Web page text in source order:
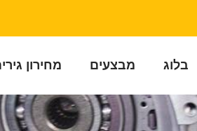
בלוג מבצעים מחירון